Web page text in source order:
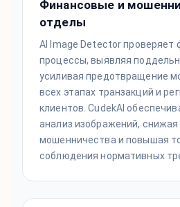
Финансовые и
отделы
AI Image Detector проверяет
процессы, выявляя
усиливая предотвращение
всех этапах транзакций и
клиентов. CudekAI
анализ изображений, снижая
мошенничества и повышая
соблюдения нормативных